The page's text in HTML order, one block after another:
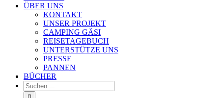
ÜBER UNS
KONTAKT
UNSER PROJEKT
CAMPING GÄSI
REISETAGEBUCH
UNTERSTÜTZE UNS
PRESSE
PANNEN
BÜCHER
Suche
nach: